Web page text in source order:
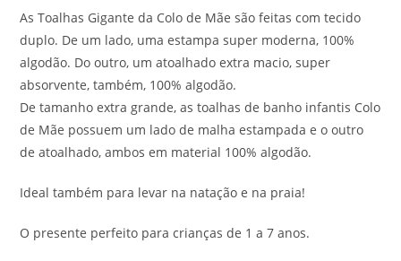
As Toalhas Gigante da Colo de Mãe são feitas com tecido
duplo. De um lado, uma estampa super moderna, 100%
algodão. Do outro, um atoalhado extra macio, super
absorvente, também, 100% algodão.
De tamanho extra grande, as toalhas de banho infantis Colo
de Mãe possuem um lado de malha estampada e o outro
de atoalhado, ambos em material 100% algodão.
Ideal também para levar na natação e na praia!
O presente perfeito para crianças de 1 a 7 anos.